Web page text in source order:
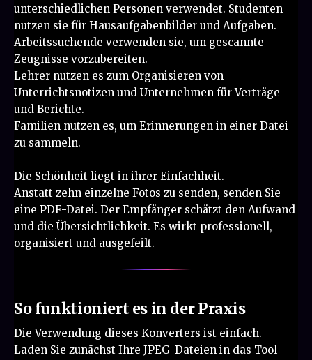
unterschiedlichen Personen verwendet. Studenten
nutzen sie für Hausaufgabenbilder und Aufgaben.
Arbeitssuchende verwenden sie, um gescannte
Zeugnisse vorzubereiten.
Lehrer nutzen es zum Organisieren von
Unterrichtsnotizen und Unternehmen für Verträge
und Berichte.
Familien nutzen es, um Erinnerungen in einer Datei
zu sammeln.
Die Schönheit liegt in ihrer Einfachheit.
Anstatt zehn einzelne Fotos zu senden, senden Sie
eine PDF-Datei. Der Empfänger schätzt den Aufwand
und die Übersichtlichkeit. Es wirkt professionell,
organisiert und ausgefeilt.
So funktioniert es in der Praxis
Die Verwendung dieses Konverters ist einfach.
Laden Sie zunächst Ihre JPEG-Dateien in das Tool